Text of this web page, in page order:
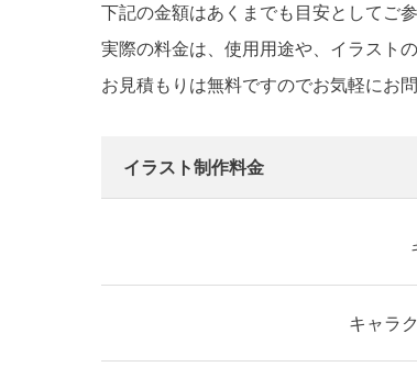
下記の金額はあくまでも目安としてご
実際の料金は、使用用途や、イラスト
お見積もりは無料ですのでお気軽にお
イラスト制作料金
キャラ